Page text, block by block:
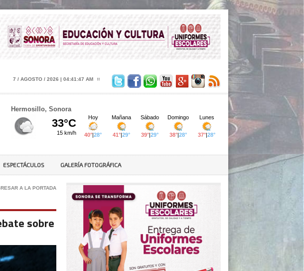
7 / AGOSTO / 2026 | 04:41:48 AM
Hermosillo, Sonora
ESPECTÁCULOS GALERÍA FOTOGRÁFICA
A LA PORTADA
sobre